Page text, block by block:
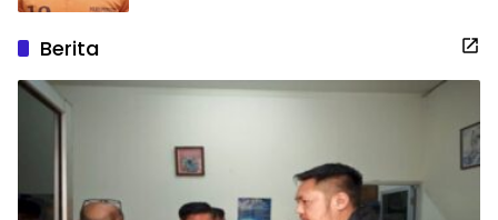
Berita